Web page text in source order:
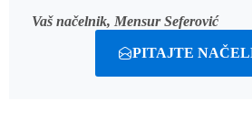
Vaš načelnik, Mensur Seferović
PITAJTE